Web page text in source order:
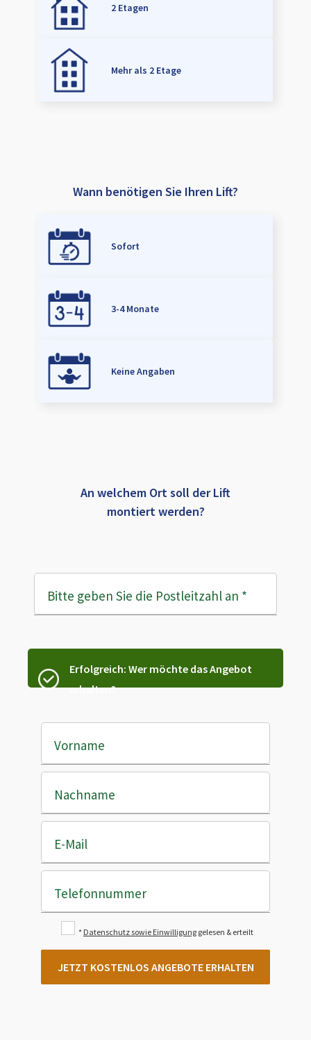
2 Etagen
Mehr als 2 Etage
Wann benötigen Sie Ihren Lift?
Sofort
3-4 Monate
Keine Angaben
An welchem Ort soll der Lift
montiert werden?
Bitte geben Sie die Postleitzahl an *
Erfolgreich: Wer möchte das Angebot
erhalten?
Vorname
Nachname
E-Mail
Telefonnummer
* Datenschutz sowie Einwilligung gelesen & erteilt
JETZT KOSTENLOS ANGEBOTE ERHALTEN